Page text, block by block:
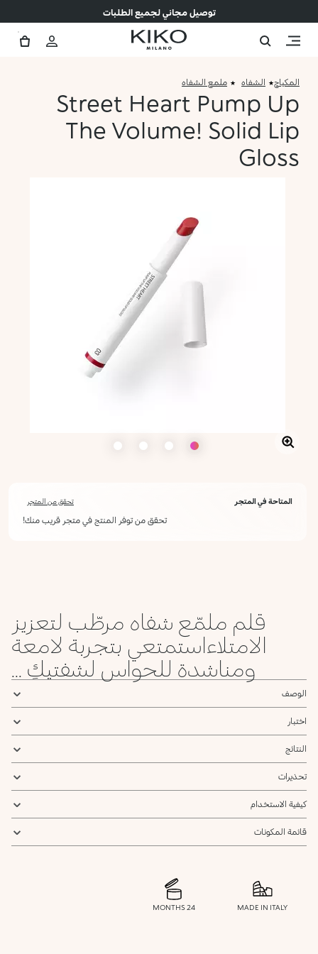
توصيل مجاني لجميع الطلبات
المكياج الشفاه ملمع الشفاه
Street Heart Pump Up
The Volume! Solid Lip
Gloss
المتاحة في المتجر تحقق من المتجر
تحقق من توفر المنتج في متجر قريب منك!
أؤكد أنني قرأت سياسة الخصوصية وأوافق على إرسال بياناتي لتلقي الرسائل
الإعلانية.
سياسة الخصوصية
يرجى إشعاري
قلم ملمّع شفاه مرطّب لتعزيز
الامتلاءاستمتعي بتجربة لامعة
ومناشدة للحواس لشفتيكِ ...
الوصف
اختبار
النتائج
تحذيرات
كيفية الاستخدام
قائمة المكونات
MADE IN ITALY
24 MONTHS